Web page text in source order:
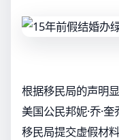
根据移民局的声明
美国公民邦妮·乔·
移民局提交虚假材